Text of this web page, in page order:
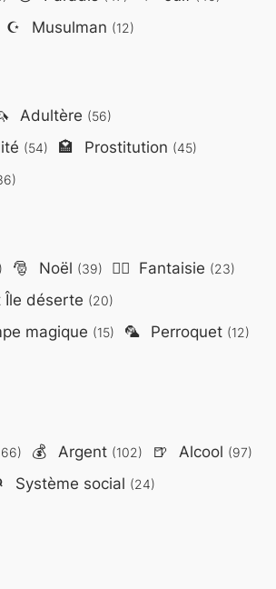
☪️ Musulman (12)
Adultère (56)
(54) 🏩 Prostitution (45)
🎅 Noël (39) 🧙‍♂️ Fantaisie (23)
Île déserte (20)
magique (15) 🦜 Perroquet (12)
💰 Argent (102) 🍺 Alcool (97)
Système social (24)